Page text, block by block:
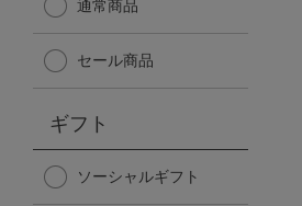
Afternoon Tea TEAROOM
通常商品
セール商品
ギフト
ソーシャルギフト